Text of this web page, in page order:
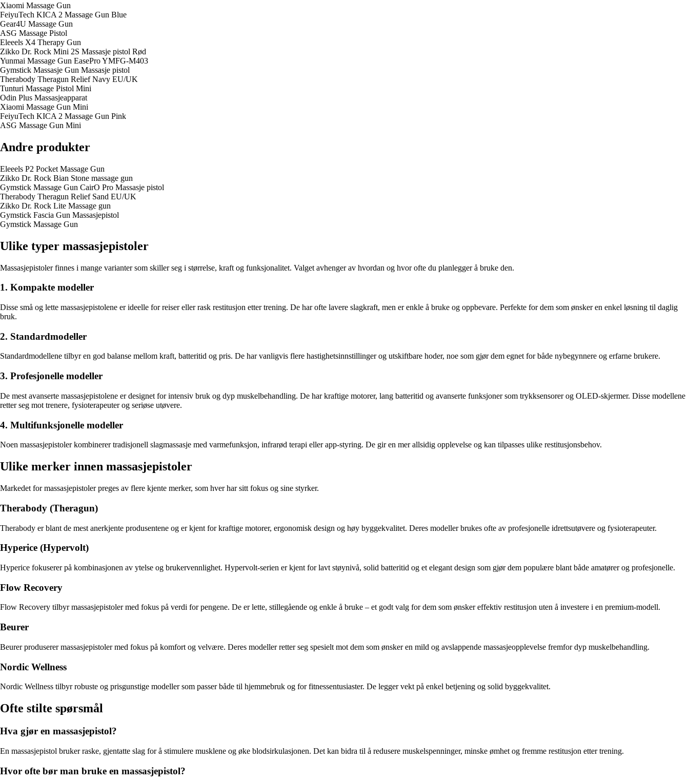
Xiaomi Massage Gun
FeiyuTech KICA 2 Massage Gun Blue
Gear4U Massage Gun
ASG Massage Pistol
Eleeels X4 Therapy Gun
Zikko Dr. Rock Mini 2S Massasje pistol Rød
Yunmai Massage Gun EasePro YMFG-M403
Gymstick Massasje Gun Massasje pistol
Therabody Theragun Relief Navy EU/UK
Tunturi Massage Pistol Mini
Odin Plus Massasjeapparat
Xiaomi Massage Gun Mini
FeiyuTech KICA 2 Massage Gun Pink
ASG Massage Gun Mini
Andre produkter
Eleeels P2 Pocket Massage Gun
Zikko Dr. Rock Bian Stone massage gun
Gymstick Massage Gun CairO Pro Massasje pistol
Therabody Theragun Relief Sand EU/UK
Zikko Dr. Rock Lite Massage gun
Gymstick Fascia Gun Massasje­pistol
Gymstick Massage Gun
Ulike typer massasjepistoler
Massasjepistoler finnes i mange varianter som skiller seg i størrelse, kraft og funksjonalitet. Valget avhenger av hvordan og hvor ofte du planlegger å bruke den.
1. Kompakte modeller
Disse små og lette massasjepistolene er ideelle for reiser eller rask restitusjon etter trening. De har ofte lavere slagkraft, men er enkle å bruke og oppbevare. Perfekte for dem som ønsker en enkel løsning til daglig
bruk.
2. Standardmodeller
Standardmodellene tilbyr en god balanse mellom kraft, batteritid og pris. De har vanligvis flere hastighetsinnstillinger og utskiftbare hoder, noe som gjør dem egnet for både nybegynnere og erfarne brukere.
3. Profesjonelle modeller
De mest avanserte massasjepistolene er designet for intensiv bruk og dyp muskelbehandling. De har kraftige motorer, lang batteritid og avanserte funksjoner som trykksensorer og OLED-skjermer. Disse modellene
retter seg mot trenere, fysioterapeuter og seriøse utøvere.
4. Multifunksjonelle modeller
Noen massasjepistoler kombinerer tradisjonell slagmassasje med varmefunksjon, infrarød terapi eller app-styring. De gir en mer allsidig opplevelse og kan tilpasses ulike restitusjonsbehov.
Ulike merker innen massasjepistoler
Markedet for massasjepistoler preges av flere kjente merker, som hver har sitt fokus og sine styrker.
Therabody (Theragun)
Therabody er blant de mest anerkjente produsentene og er kjent for kraftige motorer, ergonomisk design og høy byggekvalitet. Deres modeller brukes ofte av profesjonelle idrettsutøvere og fysioterapeuter.
Hyperice (Hypervolt)
Hyperice fokuserer på kombinasjonen av ytelse og brukervennlighet. Hypervolt-serien er kjent for lavt støynivå, solid batteritid og et elegant design som gjør dem populære blant både amatører og profesjonelle.
Flow Recovery
Flow Recovery tilbyr massasjepistoler med fokus på verdi for pengene. De er lette, stillegående og enkle å bruke – et godt valg for dem som ønsker effektiv restitusjon uten å investere i en premium-modell.
Beurer
Beurer produserer massasjepistoler med fokus på komfort og velvære. Deres modeller retter seg spesielt mot dem som ønsker en mild og avslappende massasjeopplevelse fremfor dyp muskelbehandling.
Nordic Wellness
Nordic Wellness tilbyr robuste og prisgunstige modeller som passer både til hjemmebruk og for fitnessentusiaster. De legger vekt på enkel betjening og solid byggekvalitet.
Ofte stilte spørsmål
Hva gjør en massasjepistol?
En massasjepistol bruker raske, gjentatte slag for å stimulere musklene og øke blodsirkulasjonen. Det kan bidra til å redusere muskelspenninger, minske ømhet og fremme restitusjon etter trening.
Hvor ofte bør man bruke en massasjepistol?